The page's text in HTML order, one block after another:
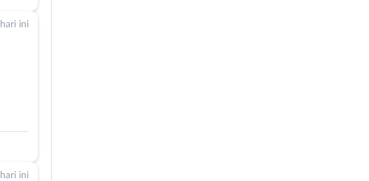
hari ini
hari ini